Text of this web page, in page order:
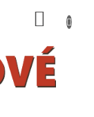
KOŠÍK